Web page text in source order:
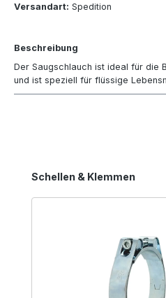
Versandart: Spedition
Beschreibung
Der Saugschlauch ist ideal für die
und ist speziell für flüssige
Produktgalerie überspringen
Schellen & Klemmen